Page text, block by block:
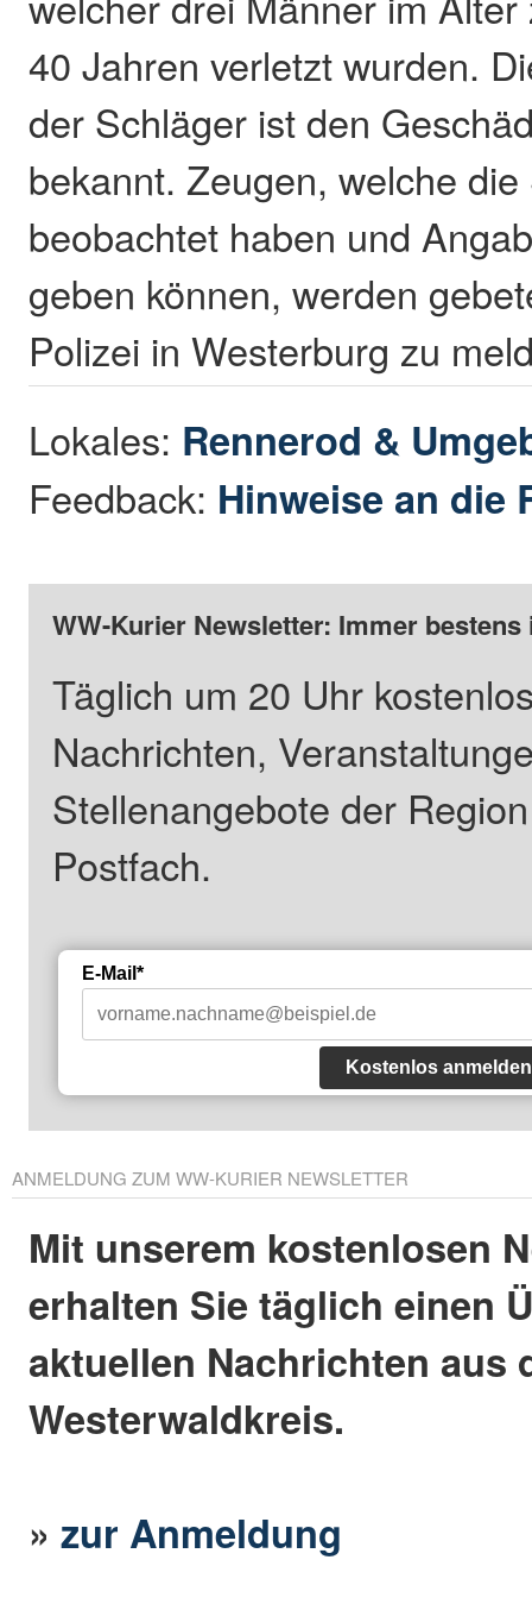
40 Jahren verletzt wurden.
der Schläger ist den
bekannt. Zeugen, welche
beobachtet haben und
geben können, werden
Polizei in Westerburg zu
Lokales: Rennerod &
Feedback: Hinweise an die
WW-Kurier Newsletter: Immer
Täglich um 20 Uhr
Nachrichten,
Stellenangebote der
Postfach.
E-Mail*
Kostenlos anmelden
ANMELDUNG ZUM WW-KURIER NEWSLETTER
Mit unserem kostenlosen
erhalten Sie täglich einen
aktuellen Nachrichten aus
Westerwaldkreis.
»zur Anmeldung